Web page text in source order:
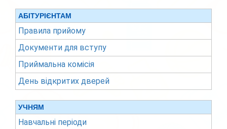
АБІТУРІЄНТАМ
Правила прийому
Документи для вступу
Приймальна комісія
День відкритих дверей
УЧНЯМ
Навчальні періоди